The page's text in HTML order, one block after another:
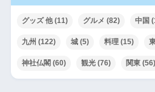
グッズ 他(11) グルメ (82) 中国
九州 (122) 城(5) 料理(15)
神社仏閣 (60) 観光(76) 関東(56)